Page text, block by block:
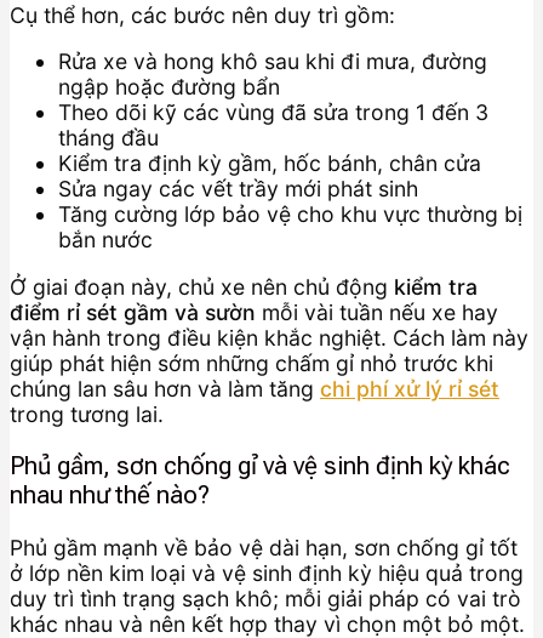
Cụ thể hơn, các bước nên duy trì gồm:
Rửa xe và hong khô sau khi đi mưa, đường
ngập hoặc đường bẩn
Theo dõi kỹ các vùng đã sửa trong 1 đến 3
tháng đầu
Kiểm tra định kỳ gầm, hốc bánh, chân cửa
Sửa ngay các vết trầy mới phát sinh
Tăng cường lớp bảo vệ cho khu vực thường bị
bắn nước
Ở giai đoạn này, chủ xe nên chủ động kiểm tra
điểm rỉ sét gầm và sườn mỗi vài tuần nếu xe hay
vận hành trong điều kiện khắc nghiệt. Cách làm này
giúp phát hiện sớm những chấm gỉ nhỏ trước khi
chúng lan sâu hơn và làm tăng chi phí xử lý rỉ sét
trong tương lai.
Phủ gầm, sơn chống gỉ và vệ sinh định kỳ khác
nhau như thế nào?
Phủ gầm mạnh về bảo vệ dài hạn, sơn chống gỉ tốt
ở lớp nền kim loại và vệ sinh định kỳ hiệu quả trong
duy trì tình trạng sạch khô; mỗi giải pháp có vai trò
khác nhau và nên kết hợp thay vì chọn một bỏ một.